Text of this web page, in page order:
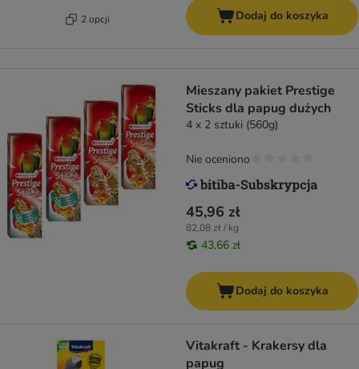
2 opcji Dodaj do koszyka
Mieszany pakiet Prestige
Sticks dla papug dużych
4 x 2 sztuki (560g)
45,96 zł
82,08 zł / kg
43,66 zł
Nie oceniono
Dodaj do koszyka
Vitakraft - Krakersy dla
papug